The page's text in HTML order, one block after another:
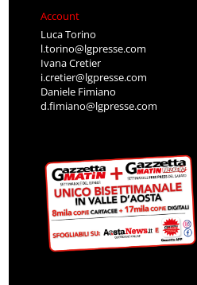
Account
Luca Torino
l.torino@lgpresse.com
Ivana Cretier
i.cretier@lgpresse.com
Daniele Fimiano
d.fimiano@lgpresse.com